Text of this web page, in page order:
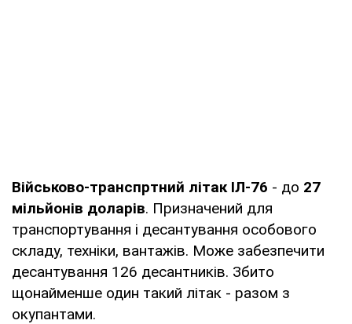
Військово-транспртний літак ІЛ-76 - до 27
мільйонів доларів. Призначений для
транспортування і десантування особового
складу, техніки, вантажів. Може забезпечити
десантування 126 десантників. Збито
щонайменше один такий літак - разом з
окупантами.